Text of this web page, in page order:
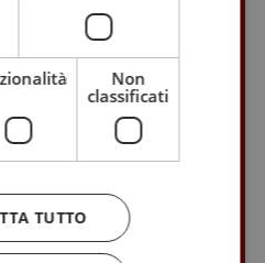
E TURISMO
Non
classificati
TUTTO